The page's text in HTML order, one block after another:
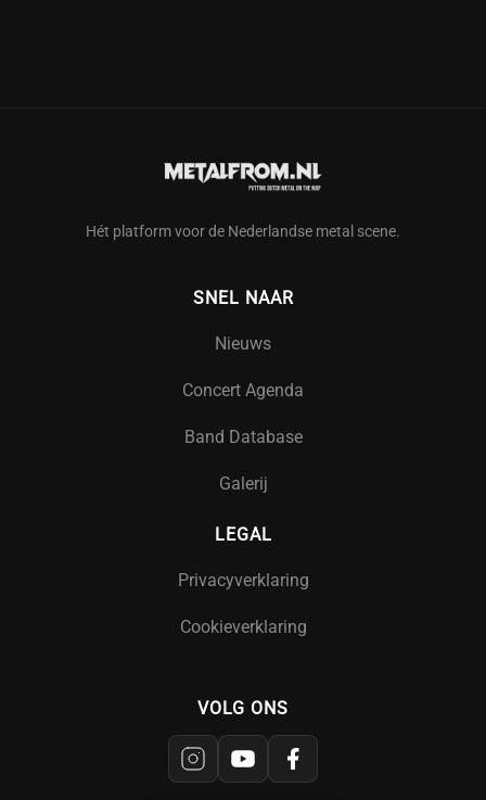
Hét platform voor de Nederlandse metal scene.
SNEL NAAR
Nieuws
Concert Agenda
Band Database
Galerij
LEGAL
Privacyverklaring
Cookieverklaring
VOLG ONS